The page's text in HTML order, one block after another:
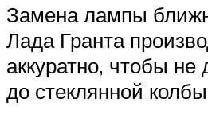
Замена лампы
Лада Гранта
аккуратно, чтобы не
до стеклянной колбы